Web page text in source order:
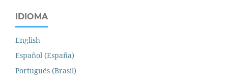
IDIOMA
English
Español (España)
Português (Brasil)